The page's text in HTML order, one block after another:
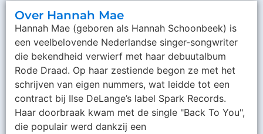
Over Hannah Mae
Hannah Mae (geboren als Hannah Schoonbeek) is
een veelbelovende Nederlandse singer-songwriter
die bekendheid verwierf met haar debuutalbum
Rode Draad. Op haar zestiende begon ze met het
schrijven van eigen nummers, wat leidde tot een
contract bij Ilse DeLange’s label Spark Records.
Haar doorbraak kwam met de single "Back To You",
die populair werd dankzij een